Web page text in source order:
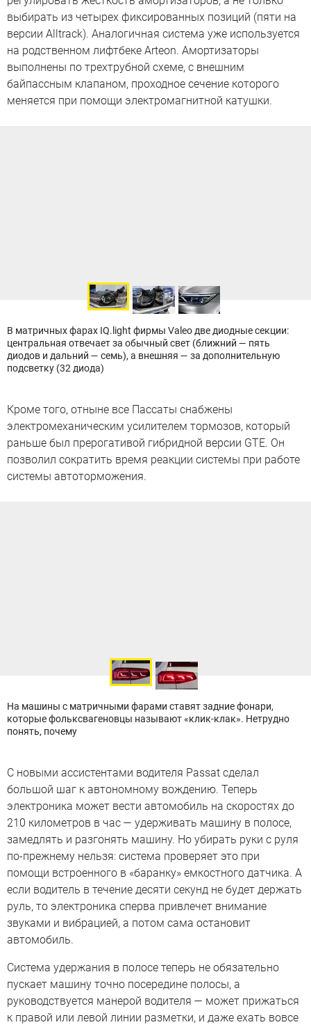
выбирать из четырех фиксированных позиций (пяти на
версии Alltrack). Аналогичная система уже используется
на родственном лифтбеке Arteon. Амортизаторы
выполнены по трехтрубной схеме, с внешним
байпассным клапаном, проходное сечение которого
меняется при помощи электромагнитной катушки.
В матричных фарах IQ.light фирмы Valeo две диодные секции:
центральная отвечает за обычный свет (ближний — пять
диодов и дальний — семь), а внешняя — за дополнительную
подсветку (32 диода)
Кроме того, отныне все Пассаты снабжены
электромеханическим усилителем тормозов, который
раньше был прерогативой гибридной версии GTE. Он
позволил сократить время реакции системы при работе
системы автоторможения.
На машины с матричными фарами ставят задние фонари,
которые фольксвагеновцы называют «клик-клак». Нетрудно
понять, почему
С новыми ассистентами водителя Passat сделал
большой шаг к автономному вождению. Теперь
электроника может вести автомобиль на скоростях до
210 километров в час — удерживать машину в полосе,
замедлять и разгонять машину. Но убирать руки с руля
по-прежнему нельзя: система проверяет это при
помощи встроенного в «баранку» емкостного датчика. А
если водитель в течение десяти секунд не будет держать
руль, то электроника сперва привлечет внимание
звуками и вибрацией, а потом сама остановит
автомобиль.
Cистема удержания в полосе теперь не обязательно
пускает машину точно посередине полосы, а
руководствуется манерой водителя — может прижаться
к правой или левой линии разметки, и даже ехать вовсе